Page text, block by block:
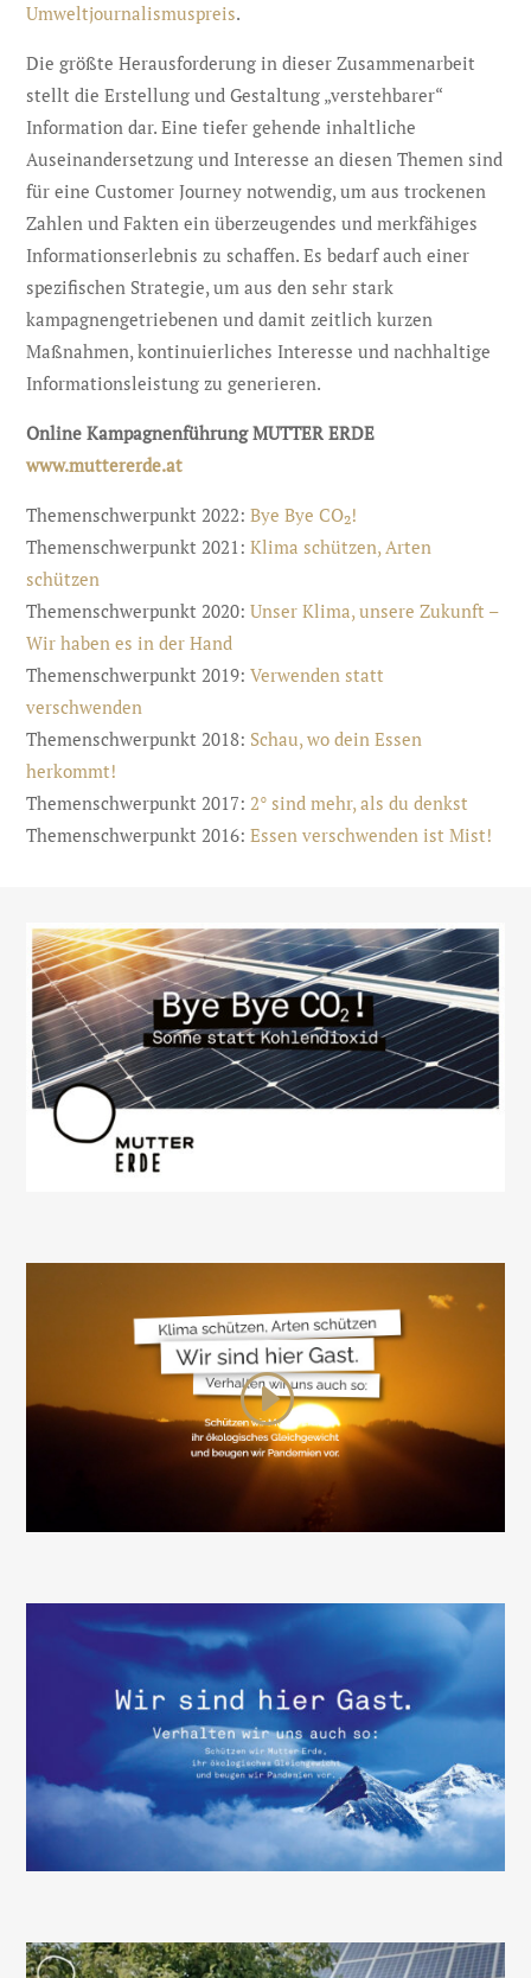
Umweltjournalismuspreis.
Die größte Herausforderung in dieser Zusammenarbeit
stellt die Erstellung und Gestaltung „verstehbarer“
Information dar. Eine tiefer gehende inhaltliche
Auseinandersetzung und Interesse an diesen Themen sind
für eine Customer Journey notwendig, um aus trockenen
Zahlen und Fakten ein überzeugendes und merkfähiges
Informationserlebnis zu schaffen. Es bedarf auch einer
spezifischen Strategie, um aus den sehr stark
kampagnengetriebenen und damit zeitlich kurzen
Maßnahmen, kontinuierliches Interesse und nachhaltige
Informationsleistung zu generieren.
Online Kampagnenführung MUTTER ERDE
www.muttererde.at
Themenschwerpunkt 2022:Bye Bye CO₂!
Themenschwerpunkt 2021:Klima schützen, Arten
schützen
Themenschwerpunkt 2020:Unser Klima, unsere Zukunft –
Wir haben es in der Hand
Themenschwerpunkt 2019:Verwenden statt
verschwenden
Themenschwerpunkt 2018: Schau, wo dein Essen
herkommt!
Themenschwerpunkt 2017:2° sind mehr, als du denkst
Themenschwerpunkt 2016:Essen verschwenden ist Mist!